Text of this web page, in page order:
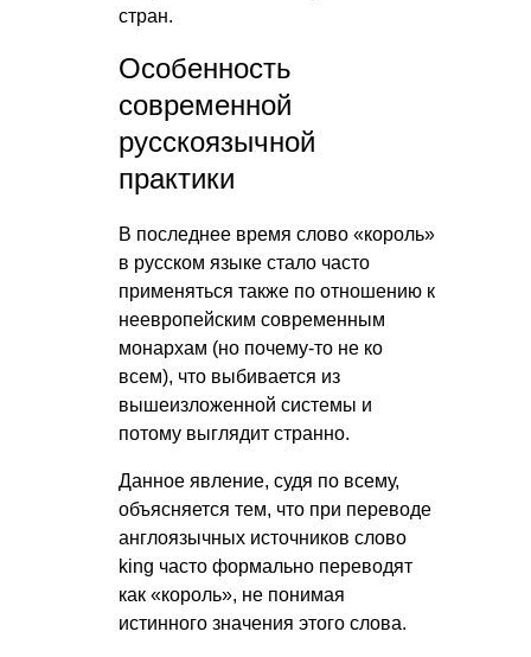
стран.
Особенность
современной
русскоязычной
практики
В последнее время слово «король»
в русском языке стало часто
применяться также по отношению к
неевропейским современным
монархам (но почему-то не ко
всем), что выбивается из
вышеизложенной системы и
потому выглядит странно.
Данное явление, судя по всему,
объясняется тем, что при переводе
англоязычных источников слово
king часто формально переводят
как «король», не понимая
истинного значения этого слова.